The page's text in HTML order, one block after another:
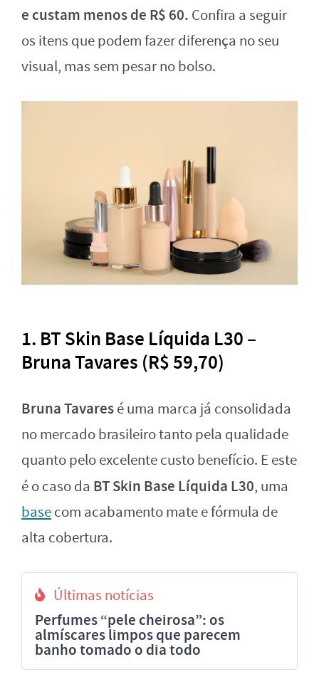
e custam menos de R$ 60. Confira a seguir
os itens que podem fazer diferença no seu
visual, mas sem pesar no bolso.
1. BT Skin Base Líquida L30 –
Bruna Tavares (R$ 59,70)
Bruna Tavaresé uma marca já consolidada
no mercado brasileiro tanto pela qualidade
quanto pelo excelente custo benefício. E este
é o caso da BT Skin Base Líquida L30, uma
basecom acabamento mate e fórmula de
alta cobertura.
Últimas notícias
Perfumes “pele cheirosa”: os
almíscares limpos que parecem
banho tomado o dia todo